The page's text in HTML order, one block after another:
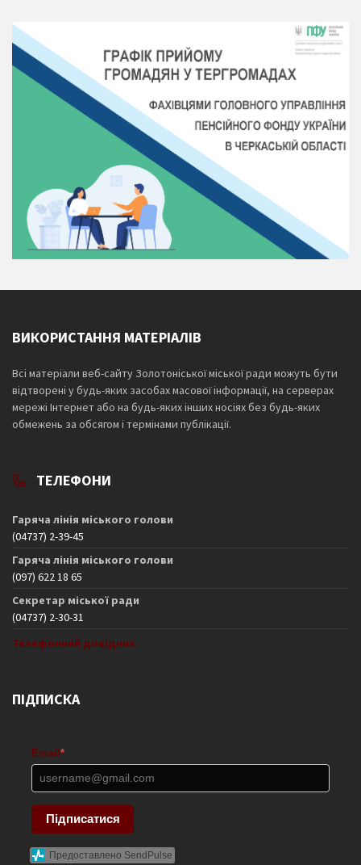
ВИКОРИСТАННЯ МАТЕРІАЛІВ
Всі матеріали веб-сайту Золотоніської міської ради можуть бути
відтворені у будь-яких засобах масової інформації, на серверах
мережі Інтернет або на будь-яких інших носіях без будь-яких
обмежень за обсягом і термінами публікації.
ТЕЛЕФОНИ
Гаряча лінія міського голови
(04737) 2-39-45
Гаряча лінія міського голови
(097) 622 18 65
Секретар міської ради
(04737) 2-30-31
Телефонний довідник
ПІДПИСКА
Email *
Підписатися
Предоставлено SendPulse